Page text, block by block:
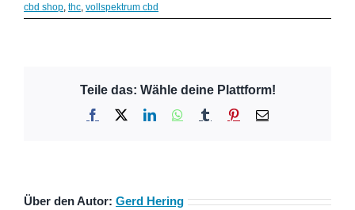
cbd shop, thc, vollspektrum cbd
Teile das: Wähle deine Plattform!
Facebook LinkedInWhatsApp
Tumblr Pinterest
E-
Über den Autor: Gerd Hering